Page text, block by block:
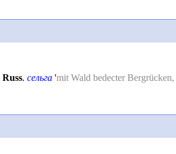
Russ. ceльга 'mit Wald bedecter